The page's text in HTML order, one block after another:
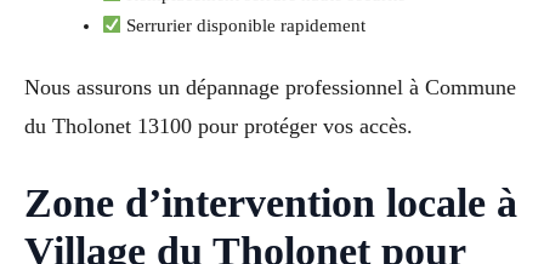
Serrurier disponible rapidement
Nous assurons un dépannage professionnel à Commune
du Tholonet 13100 pour protéger vos accès.
Zone d’intervention locale à
Village du Tholonet pour